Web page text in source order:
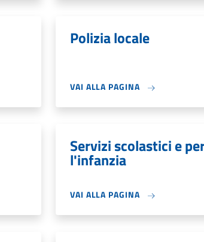
Polizia locale
VAI ALLA PAGINA
Servizi scolastici e
l'infanzia
VAI ALLA PAGINA